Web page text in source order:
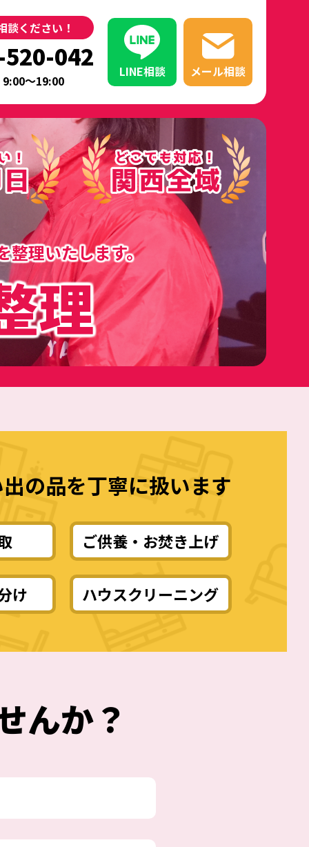
談ください！
042
9:00～19:00
LINE相談 メール相談
整理いたします。
理
の品を丁寧に扱います
ご供養・お焚き上げ
け ハウスクリーニング
んか？